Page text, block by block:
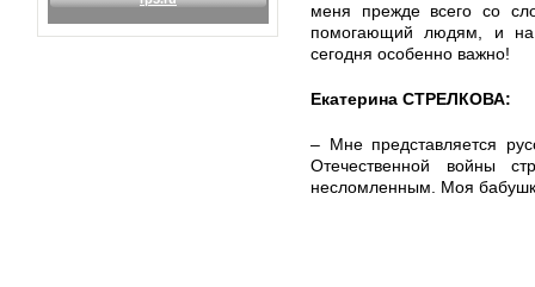
меня прежде всего со
помогающий людям, и
сегодня особенно важно!
Екатерина СТРЕЛКОВА:
– Мне представляется
Отечественной войны
несломленным. Моя